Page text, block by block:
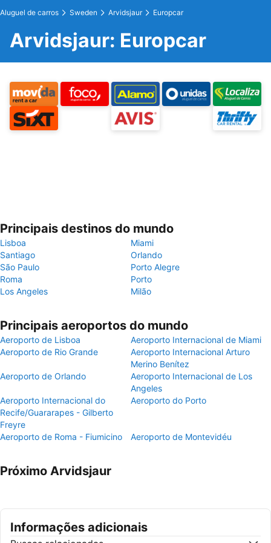
Aluguel de carros Sweden Arvidsjaur Europcar
Arvidsjaur: Europcar
Principais destinos do mundo
Lisboa
Miami
Santiago
Orlando
São Paulo
Porto Alegre
Roma
Porto
Los Angeles
Milão
Principais aeroportos do mundo
Aeroporto de Lisboa
Aeroporto Internacional de Miami
Aeroporto de Rio Grande
Aeroporto Internacional Arturo
Merino Benítez
Aeroporto de Orlando
Aeroporto Internacional de Los
Angeles
Aeroporto Internacional do
Recife/Guararapes - Gilberto
Freyre
Aeroporto do Porto
Aeroporto de Roma - Fiumicino Aeroporto de Montevidéu
Próximo Arvidsjaur
Informações adicionais